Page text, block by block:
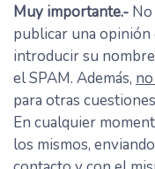
Muy importante.-
publicar una opinión
introducir su
el SPAM. Además,
para otras
En cualquier
los mismos,